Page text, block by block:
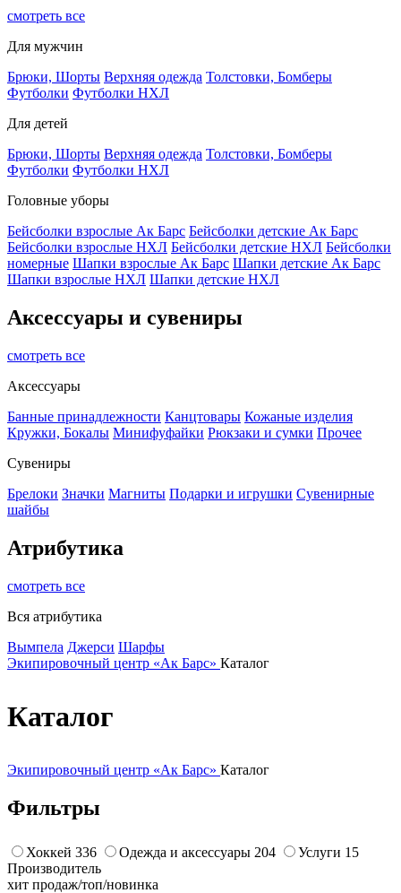
смотреть все
Для мужчин
Брюки, Шорты Верхняя одежда Толстовки, Бомберы
Футболки Футболки НХЛ
Для детей
Брюки, Шорты Верхняя одежда Толстовки, Бомберы
Футболки Футболки НХЛ
Головные уборы
Бейсболки взрослые Ак Барс Бейсболки детские Ак Барс
Бейсболки взрослые НХЛ Бейсболки детские НХЛ Бейсболки
номерные Шапки взрослые Ак Барс Шапки детские Ак Барс
Шапки взрослые НХЛ Шапки детские НХЛ
Аксессуары и сувениры
смотреть все
Аксессуары
Банные принадлежности Канцтовары Кожаные изделия
Кружки, Бокалы Минифуфайки Рюкзаки и сумки Прочее
Сувениры
Брелоки Значки Магниты Подарки и игрушки Сувенирные
шайбы
Атрибутика
смотреть все
Вся атрибутика
Вымпела Джерси Шарфы
Экипировочный центр «Ак Барс» Каталог
Каталог
Экипировочный центр «Ак Барс» Каталог
Фильтры
Хоккей 336 Одежда и аксессуары 204 Услуги 15
Производитель
хит продаж/топ/новинка